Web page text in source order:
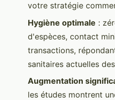
votre stratégie
Hygiène optimale :
d'espèces, contact
transactions,
sanitaires actuelles
Augmentation
les études montrent